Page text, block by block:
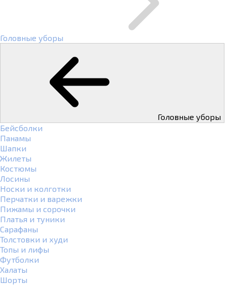
Головные уборы
Головные уборы
Бейсболки
Панамы
Шапки
Жилеты
Костюмы
Лосины
Носки и колготки
Перчатки и варежки
Пижамы и сорочки
Платья и туники
Сарафаны
Толстовки и худи
Топы и лифы
Футболки
Халаты
Шорты